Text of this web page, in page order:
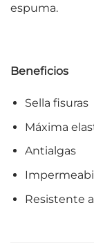
espuma.
Beneficios
Sella fisuras
Máxima
Antialgas
Resistente